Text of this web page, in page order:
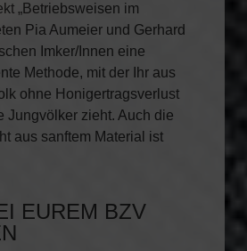
„Betriebsweisen im
Pia Aumeier und Gerhard
Imker/Innen eine
Methode, mit der Ihr aus
ohne Honigertragsverlust
Jungvölker zieht. Auch die
aus sanftem Material ist
EUREM BZV